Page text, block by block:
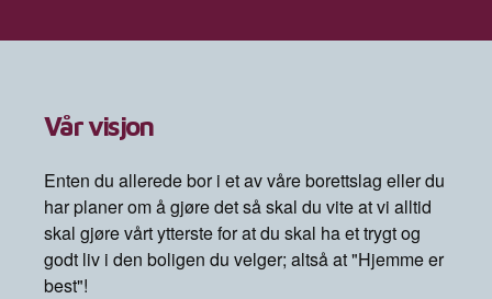
Vår visjon
Enten du allerede bor i et av våre borettslag eller du
har planer om å gjøre det så skal du vite at vi alltid
skal gjøre vårt ytterste for at du skal ha et trygt og
godt liv i den boligen du velger; altså at "Hjemme er
best"!